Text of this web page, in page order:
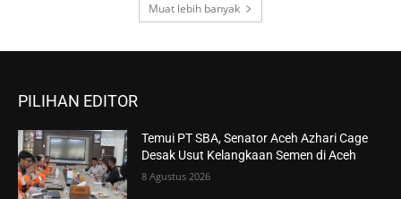
Muat lebih banyak
PILIHAN EDITOR
Temui PT SBA, Senator Aceh Azhari Cage
Desak Usut Kelangkaan Semen di Aceh
8 Agustus 2026